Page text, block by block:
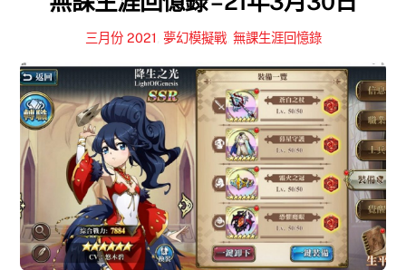
三月份 2021 夢幻模擬戰, 無課生涯回憶錄